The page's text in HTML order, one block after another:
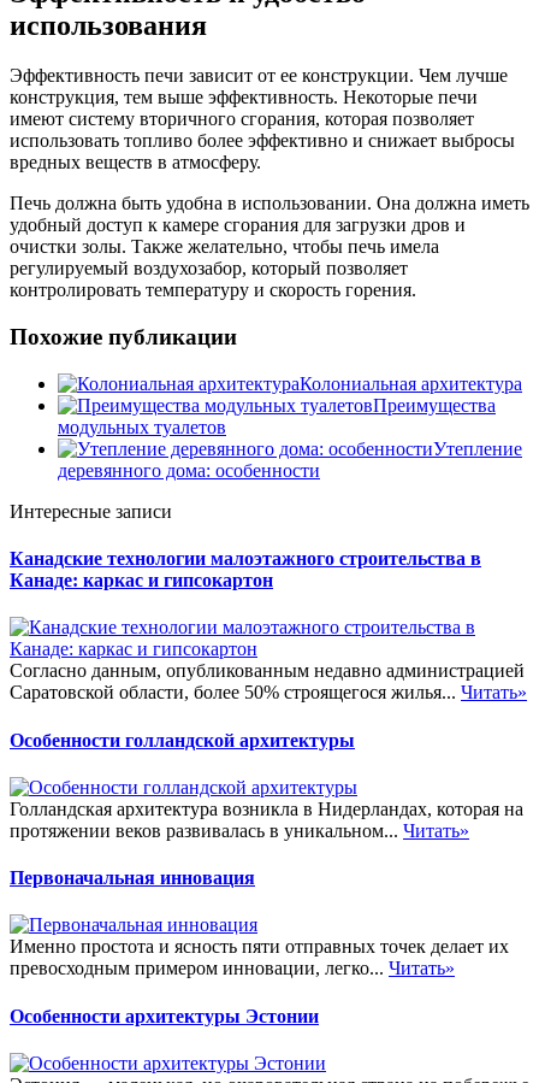
использования
Эффективность печи зависит от ее конструкции. Чем лучше
конструкция, тем выше эффективность. Некоторые печи
имеют систему вторичного сгорания, которая позволяет
использовать топливо более эффективно и снижает выбросы
вредных веществ в атмосферу.
Печь должна быть удобна в использовании. Она должна иметь
удобный доступ к камере сгорания для загрузки дров и
очистки золы. Также желательно, чтобы печь имела
регулируемый воздухозабор, который позволяет
контролировать температуру и скорость горения.
Похожие публикации
Колониальная архитектура
Преимущества
модульных туалетов
Утепление
деревянного дома: особенности
Интересные записи
Канадские технологии малоэтажного строительства в
Канаде: каркас и гипсокартон
Согласно данным, опубликованным недавно администрацией
Саратовской области, более 50% строящегося жилья... Читать»
Особенности голландской архитектуры
Голландская архитектура возникла в Нидерландах, которая на
протяжении веков развивалась в уникальном... Читать»
Первоначальная инновация
Именно простота и ясность пяти отправных точек делает их
превосходным примером инновации, легко... Читать»
Особенности архитектуры Эстонии